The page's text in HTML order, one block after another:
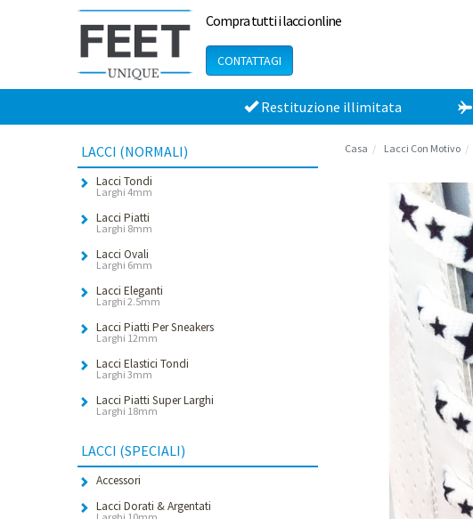
Compra tutti i lacci online
CONTATTAGI
Restituzione illimitata
LACCI (NORMALI)
Lacci Tondi
Larghi 4mm
Lacci Piatti
Larghi 8mm
Lacci Ovali
Larghi 6mm
Lacci Eleganti
Larghi 2.5mm
Lacci Piatti Per Sneakers
Larghi 12mm
Lacci Elastici Tondi
Larghi 3mm
Lacci Piatti Super Larghi
Larghi 18mm
LACCI (SPECIALI)
Accessori
Lacci Dorati & Argentati
Casa Lacci Con Motivo